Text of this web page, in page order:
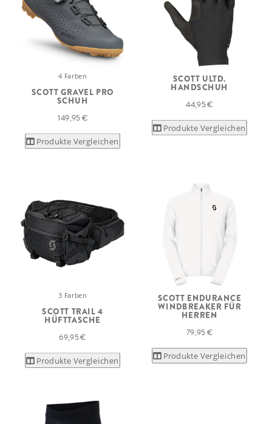
4 Farben
SCOTT GRAVEL PRO
SCHUH
149,95 €
Produkte Vergleichen
SCOTT ULTD.
HANDSCHUH
44,95 €
Produkte Vergleichen
3 Farben
SCOTT TRAIL 4
HÜFTTASCHE
69,95 €
Produkte Vergleichen
SCOTT ENDURANCE
WINDBREAKER FÜR
HERREN
79,95 €
Produkte Vergleichen